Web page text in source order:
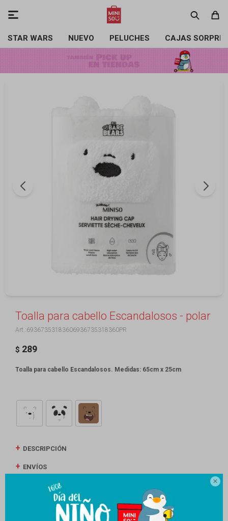

STAR WARS NUEVO PELUCHES CAJAS

Toalla para cabello Escandalosos - polar
69367353183606936735318360PR
$ 289
Toalla para cabello Escandalosos. Medidas: 65cm x 25cm
DESCRIPCIÓN
ENVÍOS
CAMBIOS Y DEVOLUCIONES
MEDIOS DE PAGO